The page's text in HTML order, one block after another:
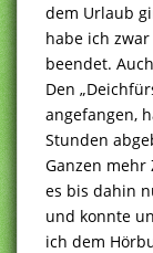
dem Urlaub
habe ich
beendet.
Den
angefangen,
Stunden
Ganzen mehr
es bis dahin
und konnte
ich dem